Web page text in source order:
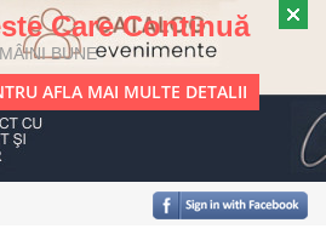
Care Continuă
BUNE
AFLA MAI MULTE DETALII